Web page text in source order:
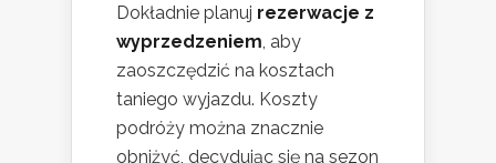
Dokładnie planuj rezerwacje z
wyprzedzeniem , aby
zaoszczędzić na kosztach
taniego wyjazdu. Koszty
podróży można znacznie
obniżyć, decydując się na sezon